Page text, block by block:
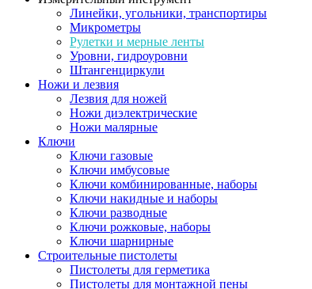
Линейки, угольники, транспортиры
Микрометры
Рулетки и мерные ленты
Уровни, гидроуровни
Штангенциркули
Ножи и лезвия
Лезвия для ножей
Ножи диэлектрические
Ножи малярные
Ключи
Ключи газовые
Ключи имбусовые
Ключи комбинированные, наборы
Ключи накидные и наборы
Ключи разводные
Ключи рожковые, наборы
Ключи шарнирные
Строительные пистолеты
Пистолеты для герметика
Пистолеты для монтажной пены